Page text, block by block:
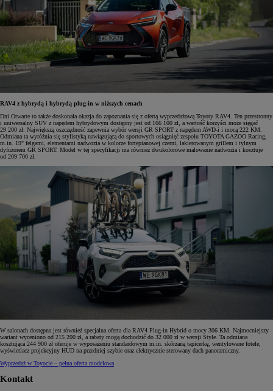
RAV4 z hybrydą i hybrydą plug-in w niższych cenach
Dni Otwarte to także doskonała okazja do zapoznania się z ofertą wyprzedażową Toyoty RAV4. Ten przestronny
i uniwersalny SUV z napędem hybrydowym dostępny jest od 166 100 zł, a wartość korzyści może sięgać
29 200 zł. Największą oszczędność zapewnia wybór wersji GR SPORT z napędem AWD-i i mocą 222 KM.
Odmiana ta wyróżnia się stylistyką nawiązującą do sportowych osiągnięć zespołu TOYOTA GAZOO Racing,
m.in. 19" felgami, elementami nadwozia w kolorze fortepianowej czerni, lakierowanym grillem i tylnym
dyfuzorem GR SPORT. Model w tej specyfikacji ma również dwukolorowe malowanie nadwozia i kosztuje
od 209 700 zł.
W salonach dostępna jest również specjalna oferta dla RAV4 Plug-in Hybrid o mocy 306 KM. Najmocniejszy
wariant wyceniono od 215 200 zł, a rabaty mogą dochodzić do 32 000 zł w wersji Style. Ta odmiana
kosztująca 244 900 zł oferuje w wyposażeniu standardowym m.in. skórzaną tapicerkę, wentylowane fotele,
wyświetlacz projekcyjny HUD na przedniej szybie oraz elektrycznie sterowany dach panoramiczny.
Wyprzedaż w Toyocie – pełna oferta modelowa
Kontakt